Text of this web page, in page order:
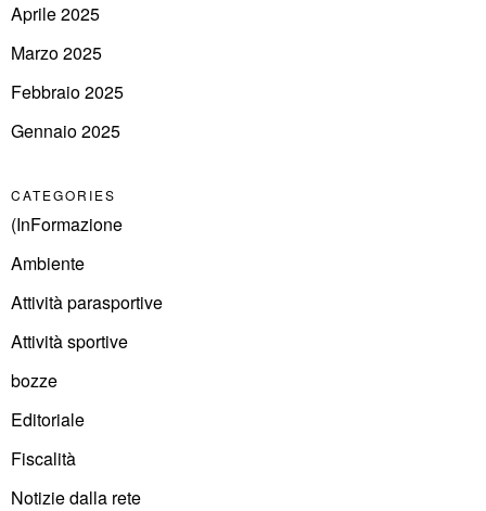
Aprile 2025
Marzo 2025
Febbraio 2025
Gennaio 2025
CATEGORIES
(InFormazione
Ambiente
Attività parasportive
Attività sportive
bozze
Editoriale
Fiscalità
Notizie dalla rete